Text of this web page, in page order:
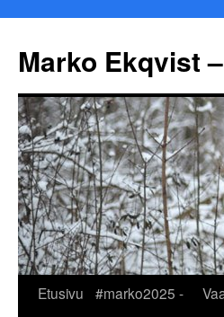
Marko Ekqvist
Siirry
Etusivu
#marko2025 -